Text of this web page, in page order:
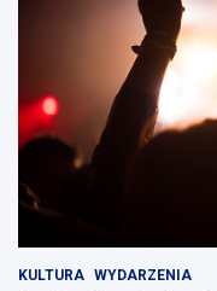
KULTURA WYDARZENIA